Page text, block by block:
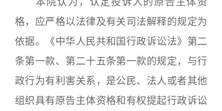
格，应严格以法律及有关司法解释的规定为
依据。《中华人民共和国行政诉讼法》第二
条第一款、第二十五条第一款的规定，与行
政行为有利害关系，是公民、法人或者其他
组织具有原告主体资格和有权提起行政诉讼